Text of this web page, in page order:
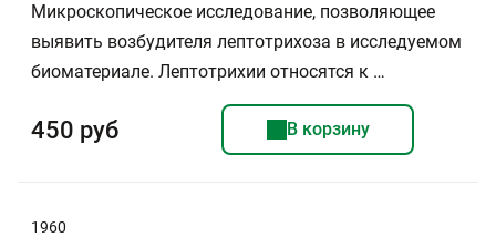
Микроскопическое исследование, позволяющее
выявить возбудителя лептотрихоза в исследуемом
биоматериале. Лептотрихии относятся к …
450 руб В корзину
1960